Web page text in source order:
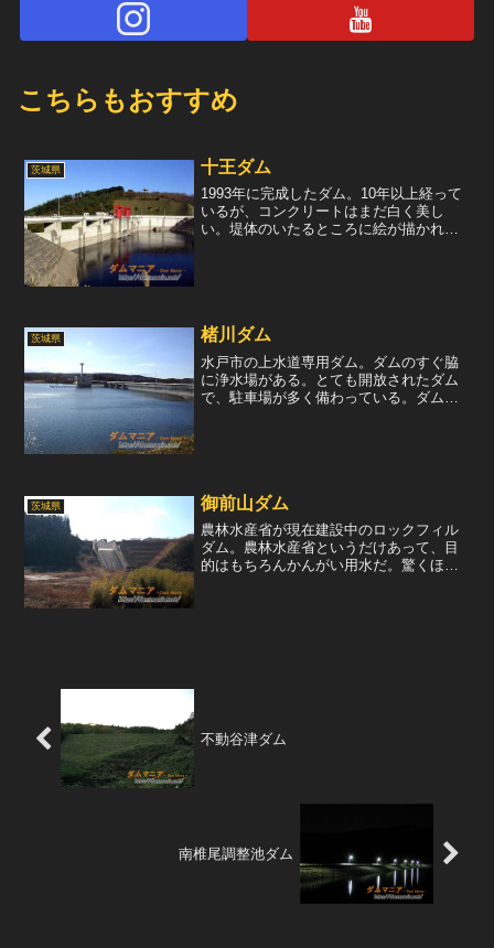
こちらもおすすめ
茨城県 十王ダム
1993年に完成したダム。10年以上経って
いるが、コンクリートはまだ白く美し
い。堤体のいたるところに絵が描かれて
茨城県 楮川ダム
水戸市の上水道専用ダム。ダムのすぐ脇
に浄水場がある。とても開放されたダム
で、駐車場が多く備わっている。ダム湖
茨城県 御前山ダム
農林水産省が現在建設中のロックフィル
ダム。農林水産省というだけあって、目
的はもちろんかんがい用水だ。驚くほど
不動谷津ダム
南椎尾調整池ダム